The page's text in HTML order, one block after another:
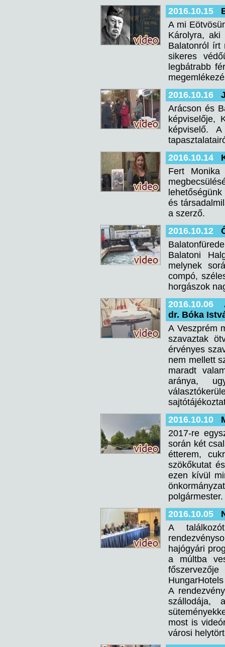
2016.10.15
A mi
Károlyra,
Balatonról írt
sikeres
legbátrabb
2016.10.16
Arácson és
képviselője,
képviselő.
2016.10.14
Fert
és
a szerző.
2016.10.12
Balatoni
melynek
compó,
horgászok
2016.10.06
dr. Bóka
A Veszprém
szavaztak
érvényes
nem mellett
maradt
aránya,
2016.10.10
2017-re
során két
étterem,
szökőkutat
ezen kívül
polgármester.
2016.10.05
A
hajógyári
a múltba
A
szállodája,
most is
városi